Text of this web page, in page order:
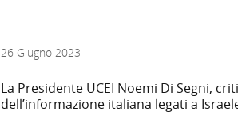
26 Giugno 2023
La Presidente UCEI Noemi Di Segni,
dell’informazione italiana legati a